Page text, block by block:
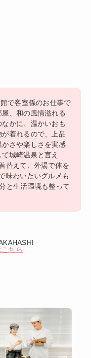
で客室係のお仕事で
、和の風情溢れる
かに、温かいおも
着れるので、上品
さや楽しさを実感
城崎温泉と言え
替えて、外湯で体を
味わいたいグルメも
と生活環境も整って
ちら